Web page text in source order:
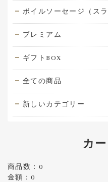
ボイルソーセージ（スラ
プレミアム
ギフトBOX
全ての商品
新しいカテゴリー
カ
商品数：0
金額：0